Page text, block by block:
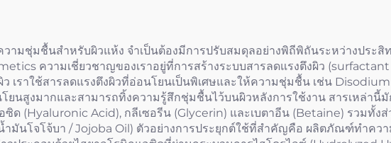
มชุ่มชื้นสำหรับผิวแห้ง จำเป็นต้องมีการปรับสมดุลอย่างพิถีพิถันระหว่างประ
ความเชี่ยวชาญของเราอยู่ที่การสร้างระบบสารลดแรงตึงผิว
เราใช้สารลดแรงตึงผิวที่อ่อนโยนเป็นพิเศษและให้ความชุ่มชื้น เช่น
ยนสูงมากและสามารถทิ้งความรู้สึกชุ่มชื้นไว้บนผิวหลังการใช้งาน สารเหล่า
(Hyaluronic Acid), กลีเซอรีน (Glycerin) และเบตาอีน (Betaine) รวมทั้งส่
มันโจโจ้บา / Jojoba Oil) ตัวอย่างการประยุกต์ใช้ที่สำคัญคือ ผลิตภัณฑ์ทำคว